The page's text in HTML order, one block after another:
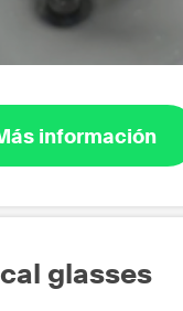
información
glasses